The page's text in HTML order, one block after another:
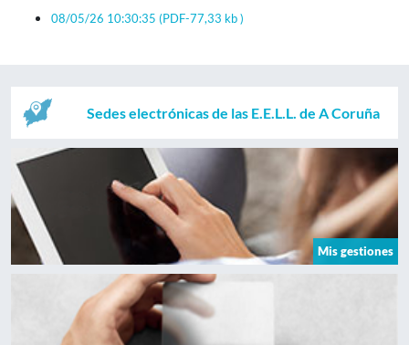
08/05/26 10:30:35 (PDF-77,33 kb )
Sedes electrónicas de las E.E.L.L. de A Coruña
Mis gestiones